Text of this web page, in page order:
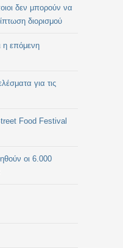
δεν μπορούν να
διορισμού
η επόμενη
για τις
Food Festival
οι 6.000